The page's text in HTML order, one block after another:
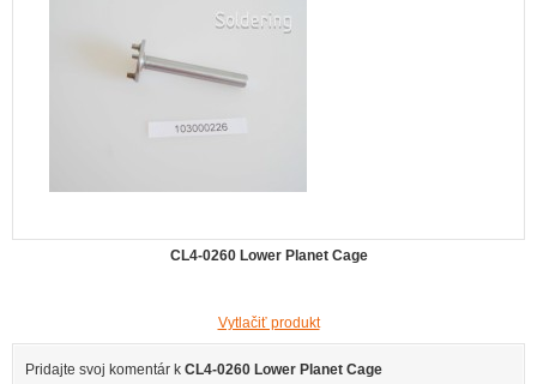
CL4-0260 Lower Planet Cage
Vytlačiť produkt
Pridajte svoj ​​komentár k CL4-0260 Lower Planet Cage